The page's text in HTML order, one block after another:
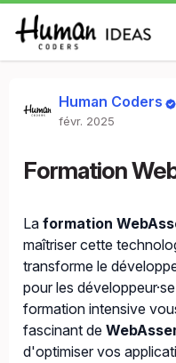
Human Coders
févr. 2025
Formation
La formation
maîtriser cette
transforme le
pour les
formation intensive
fascinant de
d'optimiser vos